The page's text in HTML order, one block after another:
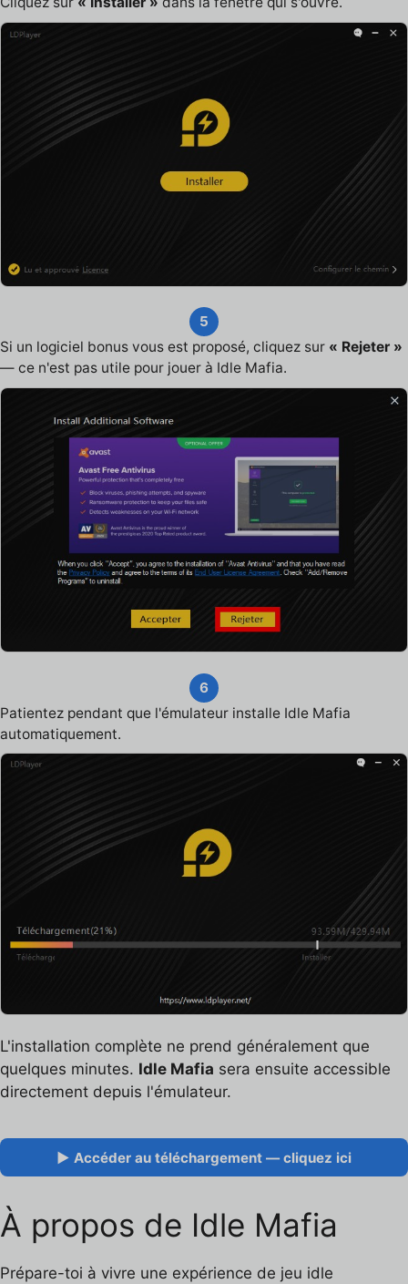
5
Si un logiciel bonus vous est proposé, cliquez sur « Rejeter »
— ce n'est pas utile pour jouer à Idle Mafia.
6
Patientez pendant que l'émulateur installe Idle Mafia
automatiquement.
L'installation complète ne prend généralement que
quelques minutes. Idle Mafia sera ensuite accessible
directement depuis l'émulateur.
▶ Accéder au téléchargement — cliquez ici
À propos de Idle Mafia
Prépare-toi à vivre une expérience de jeu idle